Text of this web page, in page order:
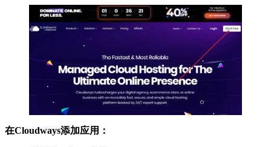
在Cloudways添加应用：